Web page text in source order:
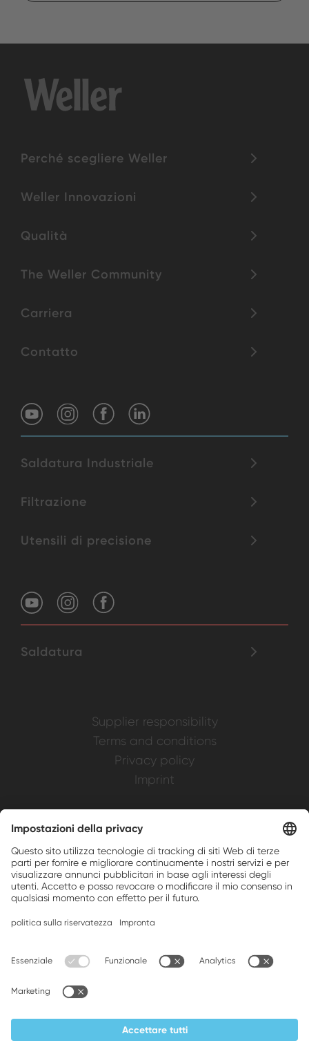
Perché scegliere Weller
Weller Innovazioni
Qualità
The Weller Community
Carriera
Contatto
Saldatura Industriale
Filtrazione
Utensili di precisione
Saldatura
Supplier responsibility
Terms and conditions
Privacy policy
Imprint
Brands, Inc.
Companion brands: